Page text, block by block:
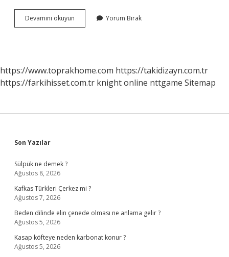
Devamını okuyun
Hangi
Yorum Bırak
https://www.toprakhome.com https://takidizayn.com.tr
https://farkihisset.com.tr knight online nttgame Sitemap
Sidebar
Son Yazılar
Sülpük ne demek ?
Ağustos 8, 2026
Kafkas Türkleri Çerkez mi ?
Ağustos 7, 2026
Beden dilinde elin çenede olması ne anlama gelir ?
Ağustos 5, 2026
Kasap köfteye neden karbonat konur ?
Ağustos 5, 2026